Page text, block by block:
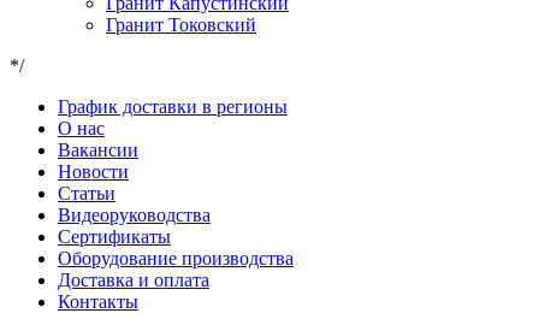
Гранит Токовский
*/
График доставки в регионы
О нас
Вакансии
Новости
Статьи
Видеоруководства
Сертификаты
Оборудование производства
Доставка и оплата
Контакты